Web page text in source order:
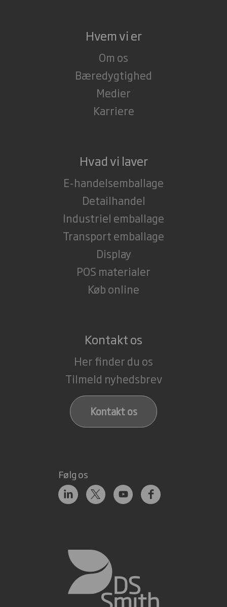
Hvem vi er
Om os
Bæredygtighed
Medier
Karriere
Hvad vi laver
E-handelsemballage
Detailhandel
Industriel emballage
Transport emballage
Display
POS materialer
Køb online
Kontakt os
Her finder du os
Tilmeld nyhedsbrev
Kontakt os
Følg os